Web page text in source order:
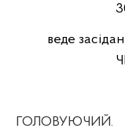
веде
ГОЛОВУЮЧИЙ.